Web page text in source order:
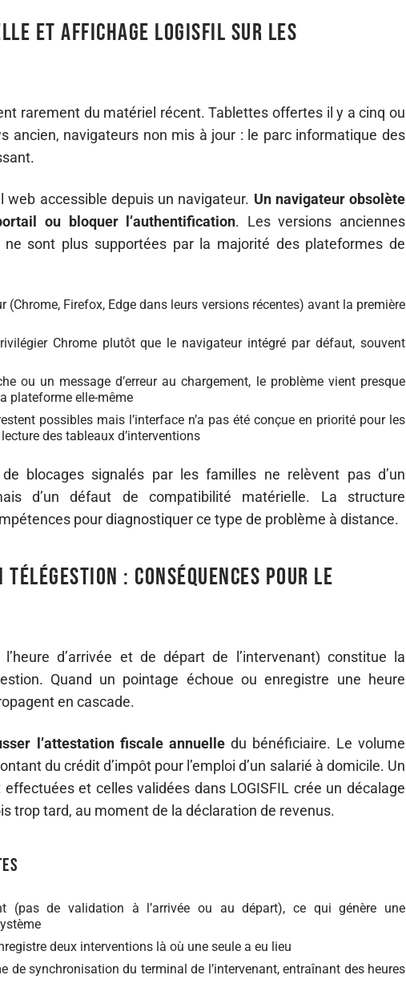
et affichage LOGISFIL sur les
rarement du matériel récent. Tablettes offertes il y a cinq ou
ancien, navigateurs non mis à jour : le parc informatique des
web accessible depuis un navigateur. Un navigateur obsolète
ou bloquer l’authentification. Les versions anciennes
ne sont plus supportées par la majorité des plateformes de
(Chrome, Firefox, Edge dans leurs versions récentes) avant la première
Chrome plutôt que le navigateur intégré par défaut, souvent
ou un message d’erreur au chargement, le problème vient presque
plateforme elle-même
possibles mais l’interface n’a pas été conçue en priorité pour les
des tableaux d’interventions
blocages signalés par les familles ne relèvent pas d’un
d’un défaut de compatibilité matérielle. La structure
pour diagnostiquer ce type de problème à distance.
télégestion : conséquences pour le
d’arrivée et de départ de l’intervenant) constitue la
Quand un pointage échoue ou enregistre une heure
en cascade.
l’attestation fiscale annuelledu bénéficiaire. Le volume
du crédit d’impôt pour l’emploi d’un salarié à domicile. Un
et celles validées dans LOGISFIL crée un décalage
trop tard, au moment de la déclaration de revenus.
(pas de validation à l’arrivée ou au départ), ce qui génère une
deux interventions là où une seule a eu lieu
de synchronisation du terminal de l’intervenant, entraînant des heures